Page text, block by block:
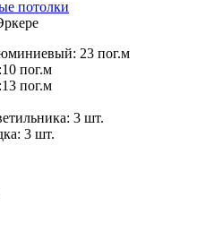
23 пог.м
10 пог.м
13 пог.м
3 шт.
3 шт.